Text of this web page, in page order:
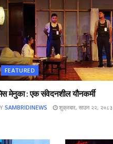
FEATURED
मेनुका : एक संवेदनशील यौनकर्मी
SAMBRIDINEWS शुक्रबार, साउन २२, २०८३